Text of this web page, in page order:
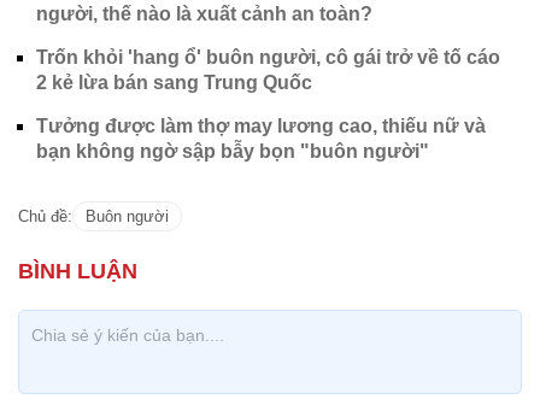
người, thế nào là xuất cảnh an toàn?
Trốn khỏi 'hang ổ' buôn người, cô gái trở về tố cáo
2 kẻ lừa bán sang Trung Quốc
Tưởng được làm thợ may lương cao, thiếu nữ và
bạn không ngờ sập bẫy bọn "buôn người"
Chủ đề: Buôn người